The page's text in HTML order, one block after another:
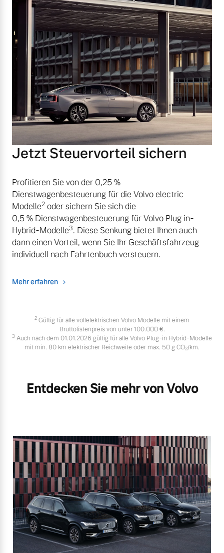
Jetzt Steuervorteil sichern
Profitieren Sie von der 0,25 %
Dienstwagenbesteuerung für die Volvo electric
Modelle2 oder sichern Sie sich die
0,5 % Dienstwagenbesteuerung für Volvo Plug in-
Hybrid-Modelle3. Diese Senkung bietet Ihnen auch
dann einen Vorteil, wenn Sie Ihr Geschäftsfahrzeug
individuell nach Fahrtenbuch versteuern.
Mehr erfahren
2 Gültig für alle vollelektrischen Volvo Modelle mit einem
Bruttolistenpreis von unter 100.000 €.
3 Auch nach dem 01.01.2026 gültig für alle Volvo Plug-in Hybrid-Modelle
mit min. 80 km elektrischer Reichweite oder max. 50 g CO2/km.
Entdecken Sie mehr von Volvo